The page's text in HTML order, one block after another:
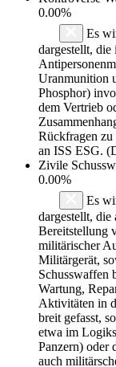
0.00%
Es
dargestellt,
Uranmunition
Phosphor)
dem Vertrieb
Rückfragen zu
an ISS ESG.
Zivile
0.00%
Es
dargestellt, die
Bereitstellung
militärischer
Militärgerät,
Schusswaffen
Wartung,
Aktivitäten in
breit gefasst,
etwa im
Panzern) oder
auch